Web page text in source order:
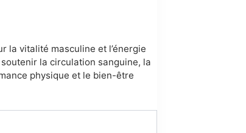
la vitalité masculine et l’énergie
la circulation sanguine, la
physique et le bien-être